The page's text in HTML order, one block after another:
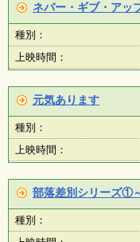
い
ち
ょ
う
並
展
覧
会
・
展
会
・
ネバー・ギブ・アッ
種別：
上映時間：
元気あります
種別：
上映時間：
部落差別シリーズ①
種別：